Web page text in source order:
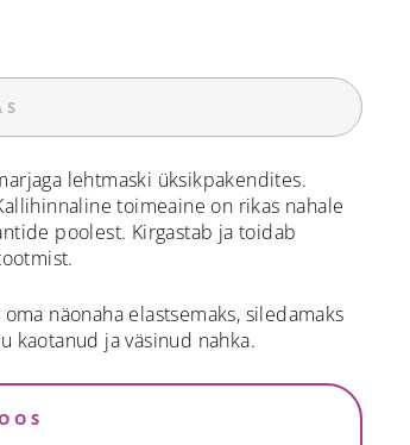
lehtmaski üksikpakendites.
allihinnaline toimeaine on rikas nahale
poolest. Kirgastab ja toidab
näonaha elastsemaks, siledamaks
kaotanud ja väsinud nahka.